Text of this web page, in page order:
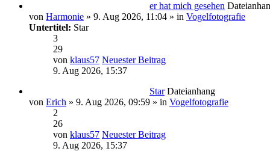
er hat mich gesehen
von Harmonie » 9. Aug 2026, 11:04 » in Vogelfotografie
Untertitel: Star
3
29
von klaus57 Neuester Beitrag
9. Aug 2026, 15:37
Star Dateianhang
von Erich » 9. Aug 2026, 09:59 » in Vogelfotografie
2
26
von klaus57 Neuester Beitrag
9. Aug 2026, 15:37